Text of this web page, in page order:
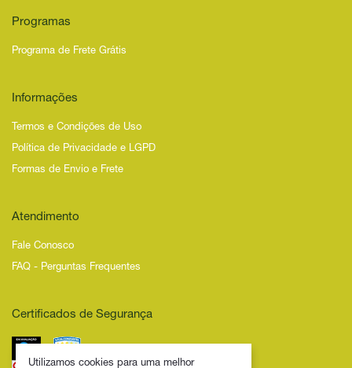
Programas
Programa de Frete Grátis
Informações
Termos e Condições de Uso
Política de Privacidade e LGPD
Formas de Envio e Frete
Atendimento
Fale Conosco
FAQ - Perguntas Frequentes
Certificados de Segurança
Utilizamos cookies para uma melhor